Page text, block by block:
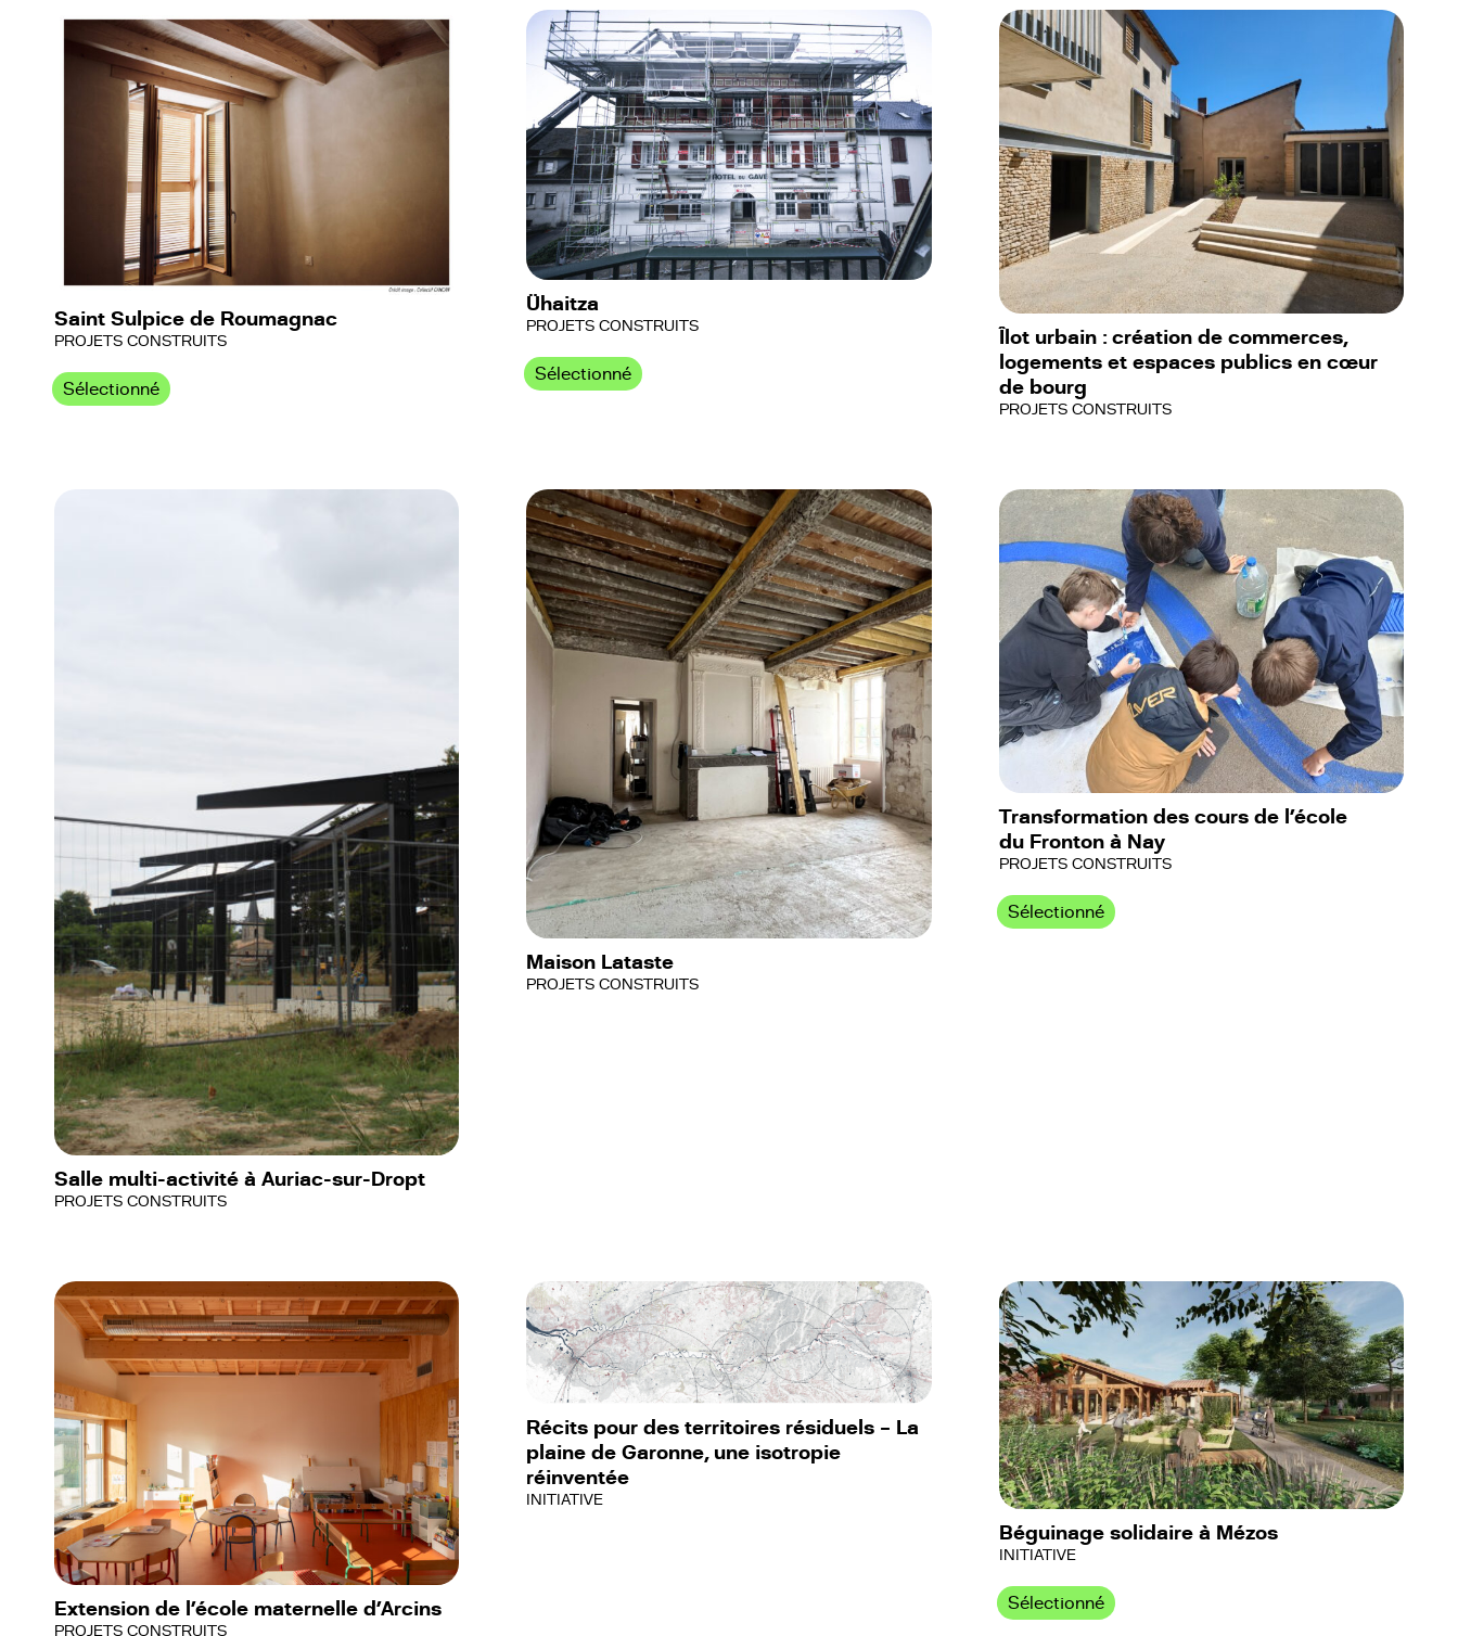
Saint Sulpice de Roumagnac
PROJETS CONSTRUITS
Sélectionné
Ühaitza
PROJETS CONSTRUITS
Sélectionné
Îlot urbain : création de commerces,
logements et espaces publics en cœur
de bourg
PROJETS CONSTRUITS
Salle multi-activité à Auriac-sur-Dropt
PROJETS CONSTRUITS
Maison Lataste
PROJETS CONSTRUITS
Transformation des cours de l’école
du Fronton à Nay
PROJETS CONSTRUITS
Sélectionné
Extension de l’école maternelle d’Arcins
PROJETS CONSTRUITS
Récits pour des territoires résiduels – La
plaine de Garonne, une isotropie
réinventée
INITIATIVE
Béguinage solidaire à Mézos
INITIATIVE
Sélectionné